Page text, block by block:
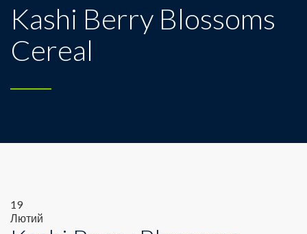
Kashi Berry Blossoms
Cereal
19
Лютий